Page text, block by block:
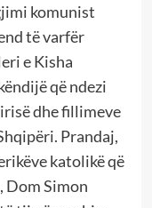
komunist
të varfër
e Kisha
që ndezi
dhe fillimeve
Prandaj,
katolikë që
Dom Simon